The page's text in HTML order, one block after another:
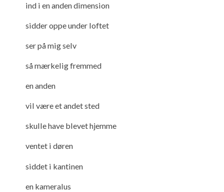
ind i en anden dimension
sidder oppe under loftet
ser på mig selv
så mærkelig fremmed
en anden
vil være et andet sted
skulle have blevet hjemme
ventet i døren
siddet i kantinen
en kameralus